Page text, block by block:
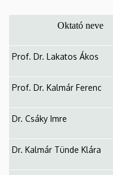
Oktató neve
Prof. Dr. Lakatos Ákos
Prof. Dr. Kalmár Ferenc
Dr. Csáky Imre
Dr. Kalmár Tünde Klára